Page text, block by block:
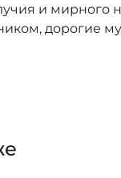
и мирного
дорогие